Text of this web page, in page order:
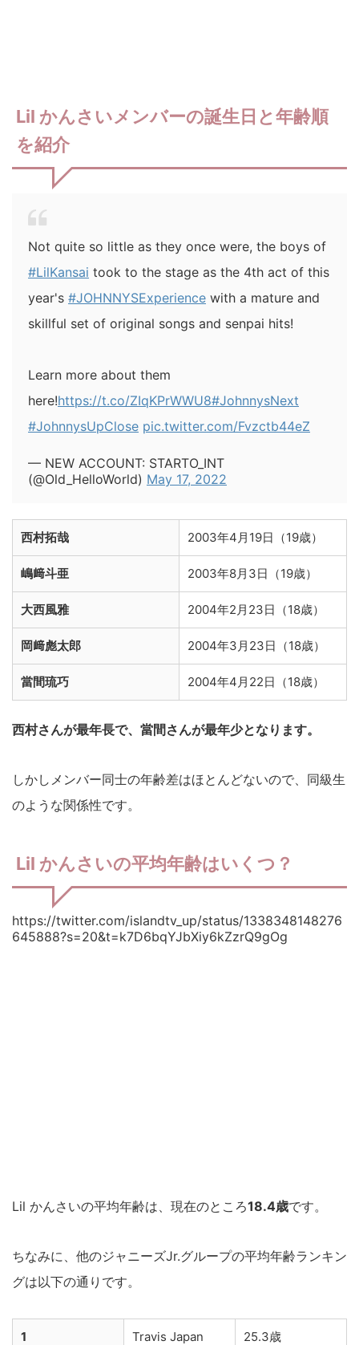
Lil かんさいメンバーの誕生日と年齢順
を紹介
Not quite so little as they once were, the boys of
#LilKansai took to the stage as the 4th act of this
year's #JOHNNYSExperience with a mature and
skillful set of original songs and senpai hits!
Learn more about them
here!https://t.co/ZIqKPrWWU8#JohnnysNext
#JohnnysUpClose pic.twitter.com/Fvzctb44eZ
— NEW ACCOUNT: STARTO_INT
(@Old_HelloWorld) May 17, 2022
西村拓哉 2003年4月19日（19歳）
嶋﨑斗亜 2003年8月3日（19歳）
大西風雅 2004年2月23日（18歳）
岡﨑彪太郎 2004年3月23日（18歳）
當間琉巧 2004年4月22日（18歳）
西村さんが最年長で、當間さんが最年少となります。
しかしメンバー同士の年齢差はほとんどないので、同級生
のような関係性です。
Lil かんさいの平均年齢はいくつ？
https://twitter.com/islandtv_up/status/1338348148276
645888?s=20&t=k7D6bqYJbXiy6kZzrQ9gOg
Lil かんさいの平均年齢は、現在のところ18.4歳です。
ちなみに、他のジャニーズJr.グループの平均年齢ランキン
グは以下の通りです。
1 Travis Japan 25.3歳